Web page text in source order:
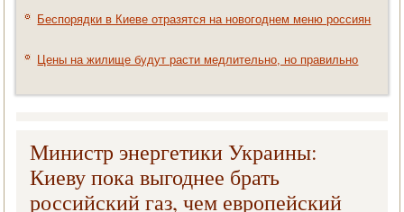
Беспорядки в Киеве отразятся на новогоднем меню россиян
Цены на жилище будут расти медлительно, но правильно
Министр энергетики Украины:
Киеву пока выгоднее брать
российский газ, чем европейский